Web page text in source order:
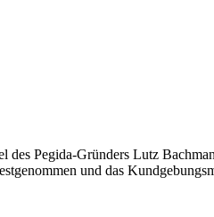
Pegida-Gründers Lutz
und das